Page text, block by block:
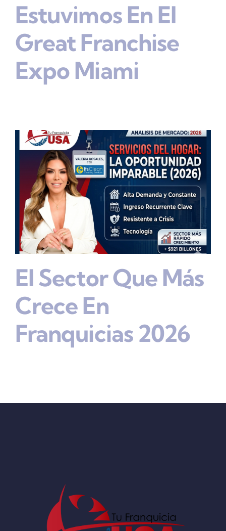
Estuvimos En El
Great Franchise
Expo Miami
El Sector Que Más
Crece En
Franquicias 2026